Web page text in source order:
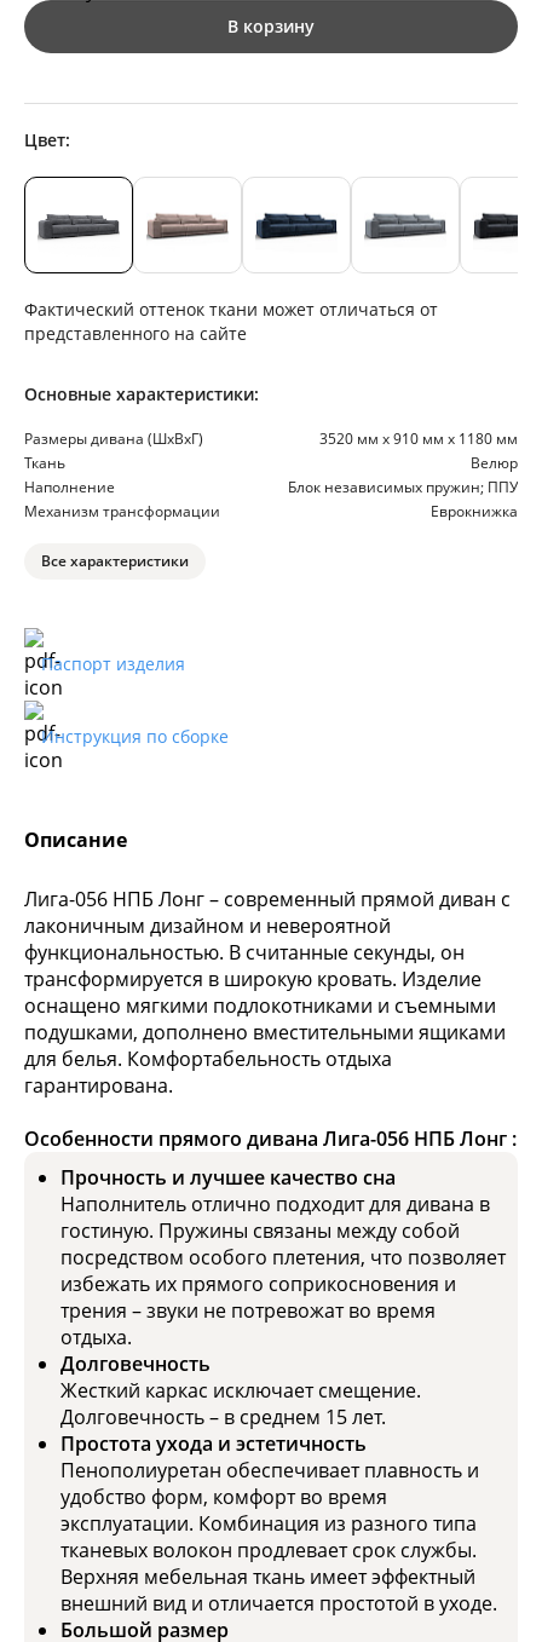
Описание
Лига-056 НПБ Лонг – современный прямой диван с
лаконичным дизайном и невероятной
функциональностью. В считанные секунды, он
трансформируется в широкую кровать. Изделие
оснащено мягкими подлокотниками и съемными
подушками, дополнено вместительными ящиками
для белья. Комфортабельность отдыха
гарантирована.
Особенности прямого дивана Лига-056 НПБ Лонг :
Прочность и лучшее качество сна
Наполнитель отлично подходит для дивана в
гостиную. Пружины связаны между собой
посредством особого плетения, что позволяет
избежать их прямого соприкосновения и
трения – звуки не потревожат во время
отдыха.
Долговечность
Жесткий каркас исключает смещение.
Долговечность – в среднем 15 лет.
Простота ухода и эстетичность
Пенополиуретан обеспечивает плавность и
удобство форм, комфорт во время
эксплуатации. Комбинация из разного типа
тканевых волокон продлевает срок службы.
Верхняя мебельная ткань имеет эффектный
внешний вид и отличается простотой в уходе.
Большой размер
В корзину
Цвет:
Фактический оттенок ткани может отличаться от
представленного на сайте
Основные характеристики:
Размеры дивана (ШхВхГ)
3520 мм х 910 мм х 1180 мм
Ткань
Велюр
Наполнение
Блок независимых пружин; ППУ
Механизм трансформации
Еврокнижка
Все характеристики
Паспорт изделия
Инструкция по сборке